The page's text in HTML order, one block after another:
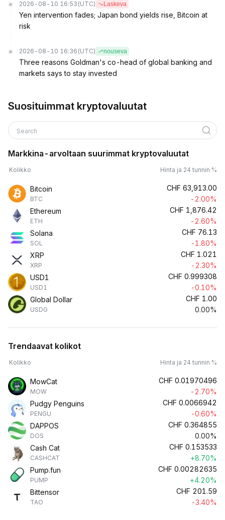
2026-08-10 16:53 (UTC) Laskeva
Yen intervention fades; Japan bond yields rise, Bitcoin at
risk
2026-08-10 16:36 (UTC) nouseva
Three reasons Goldman's co-head of global banking and
markets says to stay invested
Suosituimmat kryptovaluutat
Search
Markkina-arvoltaan suurimmat kryptovaluutat
Kolikko Hinta ja 24 tunnin %
Bitcoin
BTC
CHF 63,913.00
-2.00%
Ethereum
ETH
CHF 1,876.42
-2.60%
Solana
SOL
CHF 76.13
-1.80%
XRP
XRP
CHF 1.021
-2.30%
USD1
USD1
CHF 0.999308
-0.10%
Global Dollar
USDG
CHF 1.00
0.00%
Trendaavat kolikot
Kolikko Hinta ja 24 tunnin %
MowCat
MOW
CHF 0.01970496
-2.70%
Pudgy Penguins
PENGU
CHF 0.0066942
-0.60%
DAPPOS
DOS
CHF 0.364855
0.00%
Cash Cat
CASHCAT
CHF 0.153533
+8.70%
Pump.fun
PUMP
CHF 0.00282635
+4.20%
Bittensor
TAO
CHF 201.59
-3.40%